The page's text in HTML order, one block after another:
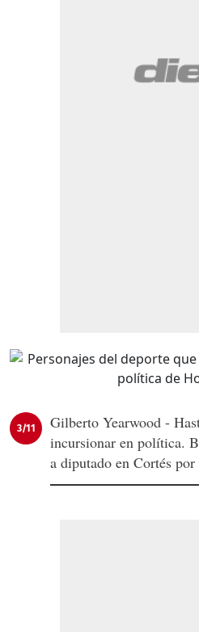
3/11
Gilberto Yearwood -
incursionar en política.
a diputado en Cortés